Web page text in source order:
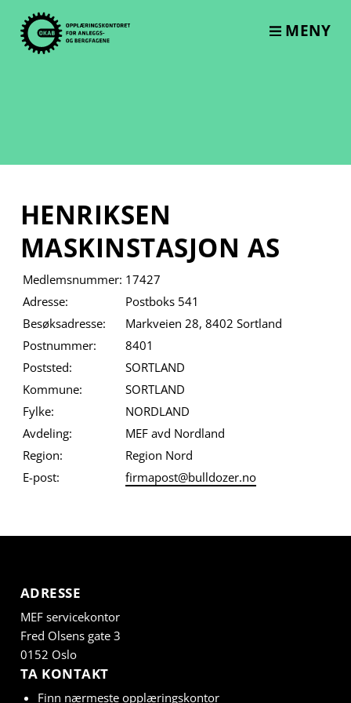
content
MENY
HENRIKSEN
MASKINSTASJON AS
Medlemsnummer: 17427
Adresse:
Postboks 541
Besøksadresse:
Markveien 28, 8402 Sortland
Postnummer:
8401
Poststed:
SORTLAND
Kommune:
SORTLAND
Fylke:
NORDLAND
Avdeling:
MEF avd Nordland
Region:
Region Nord
E-post:
firmapost@bulldozer.no
ADRESSE
MEF servicekontor
Fred Olsens gate 3
0152 Oslo
TA KONTAKT
Finn nærmeste opplæringskontor